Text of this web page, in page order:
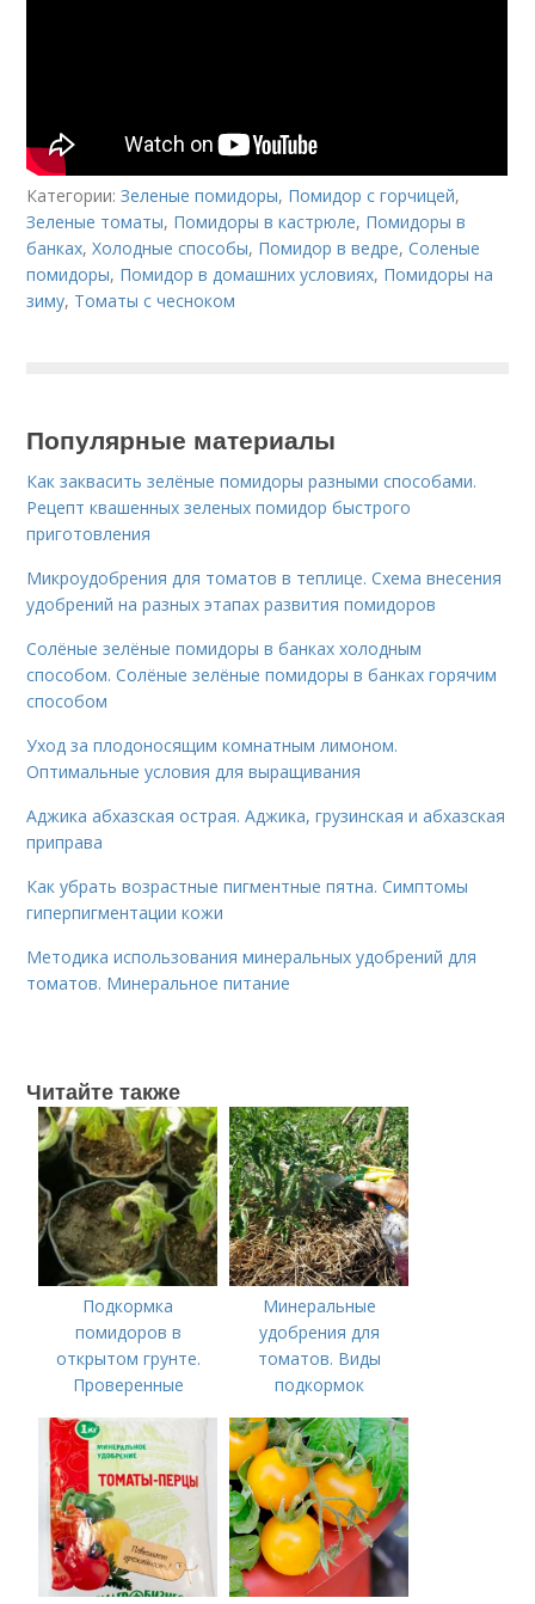
Категории:Зеленые помидоры, Помидор с горчицей,
Зеленые томаты, Помидоры в кастрюле, Помидоры в
банках,Холодные способы, Помидор в ведре,Соленые
помидоры, Помидор в домашних условиях, Помидоры на
зиму, Томаты с чесноком
Популярные материалы
Как заквасить зелёные помидоры разными способами.
Рецепт квашенных зеленых помидор быстрого
приготовления
Микроудобрения для томатов в теплице. Схема внесения
удобрений на разных этапах развития помидоров
Солёные зелёные помидоры в банках холодным
способом. Солёные зелёные помидоры в банках горячим
способом
Уход за плодоносящим комнатным лимоном.
Оптимальные условия для выращивания
Аджика абхазская острая. Аджика, грузинская и абхазская
приправа
Как убрать возрастные пигментные пятна. Симптомы
гиперпигментации кожи
Методика использования минеральных удобрений для
томатов. Минеральное питание
Читайте также
Подкормка
помидоров в
открытом грунте.
Проверенные
минеральные
удобрения
Минеральные
удобрения для
томатов. Виды
подкормок